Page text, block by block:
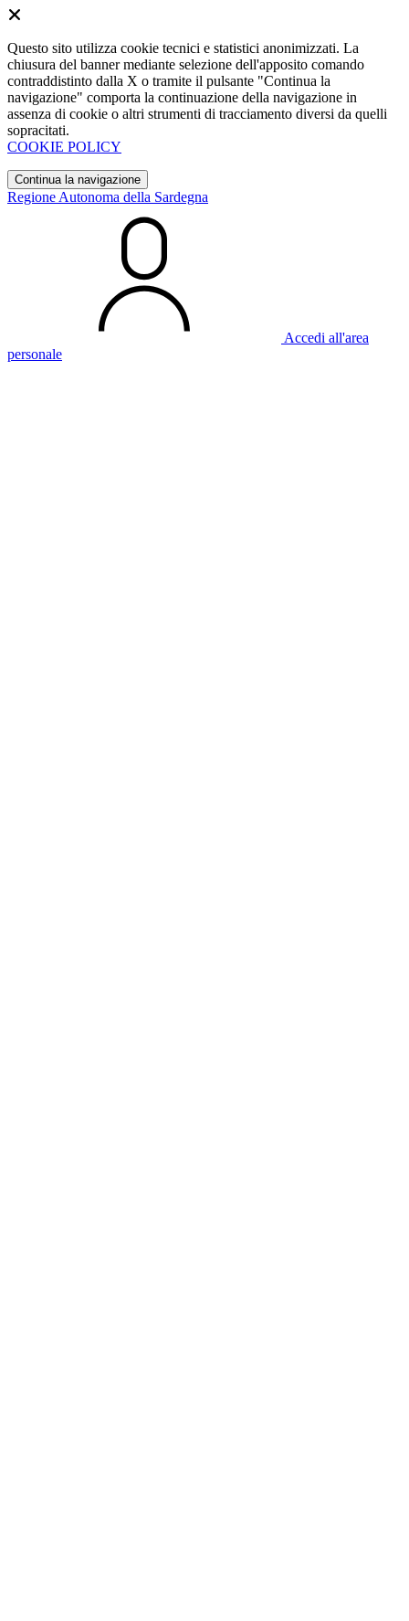
Questo sito utilizza cookie tecnici e statistici anonimizzati. La
chiusura del banner mediante selezione dell'apposito comando
contraddistinto dalla X o tramite il pulsante "Continua la
navigazione" comporta la continuazione della navigazione in
assenza di cookie o altri strumenti di tracciamento diversi da quelli
sopracitati.
COOKIE POLICY
Continua la navigazione
Regione Autonoma della Sardegna
Accedi all'area
personale